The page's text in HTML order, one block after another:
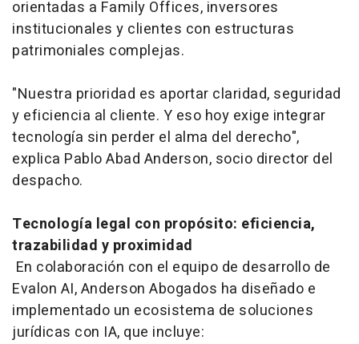
orientadas a Family Offices, inversores
institucionales y clientes con estructuras
patrimoniales complejas.
"Nuestra prioridad es aportar claridad, seguridad
y eficiencia al cliente. Y eso hoy exige integrar
tecnología sin perder el alma del derecho",
explica Pablo Abad Anderson, socio director del
despacho.
Tecnología legal con propósito: eficiencia,
trazabilidad y proximidad
En colaboración con el equipo de desarrollo de
Evalon AI, Anderson Abogados ha diseñado e
implementado un ecosistema de soluciones
jurídicas con IA, que incluye: